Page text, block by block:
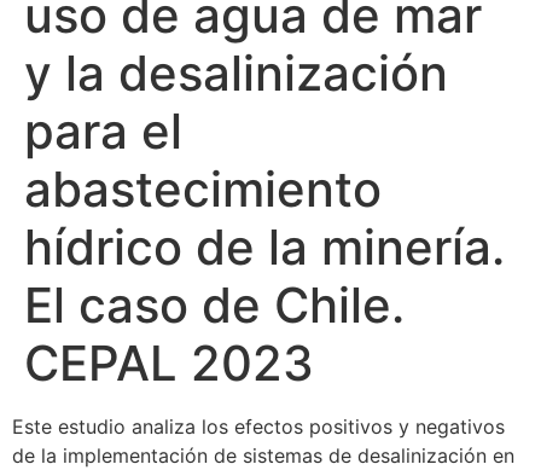
uso de agua de mar
y la desalinización
para el
abastecimiento
hídrico de la minería.
El caso de Chile.
CEPAL 2023
Este estudio analiza los efectos positivos y negativos
de la implementación de sistemas de desalinización en